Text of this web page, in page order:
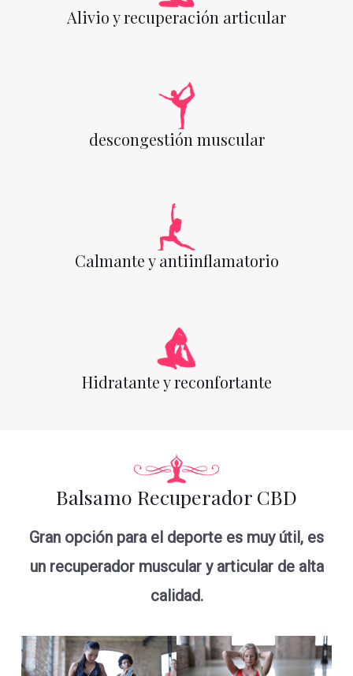
Alivio y recuperación articular
descongestión muscular
Calmante y antiinflamatorio
Hidratante y reconfortante
Balsamo Recuperador CBD
Gran opción para el deporte es muy útil, es
un recuperador muscular y articular de alta
calidad.